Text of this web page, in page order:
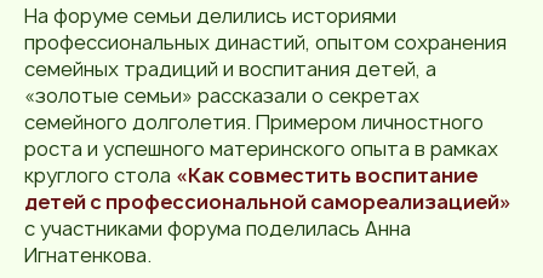
На форуме семьи делились историями
профессиональных династий, опытом сохранения
семейных традиций и воспитания детей, а
«золотые семьи» рассказали о секретах
семейного долголетия. Примером личностного
роста и успешного материнского опыта в рамках
круглого стола «Как совместить воспитание
детей с профессиональной самореализацией»
с участниками форума поделилась Анна
Игнатенкова.